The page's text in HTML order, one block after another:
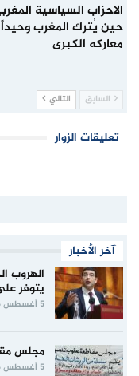
الاحزاب السياسية
حين يُترك المغرب
معاركه الكبرى
السابق التالي
تعليقات الزوار
آخر الأخبار
الهروب
يتوفر
5 أغسطس 2026
مجلس
5 أغسطس 2026